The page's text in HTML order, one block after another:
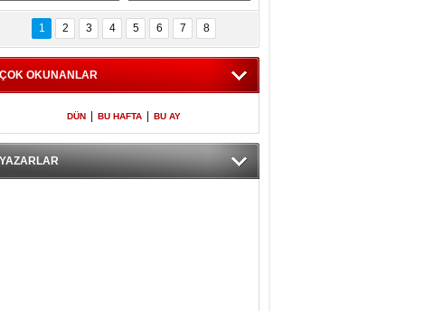
Kaymakamlıktan
iftar yemeği
NERGÜL
YILDIRIM SEÇİM
BÜROSUNU AÇTI
1 2 3 4 5 6 7 8
ÇOK OKUNANLAR
DÜN BU HAFTA BU AY
YAZARLAR